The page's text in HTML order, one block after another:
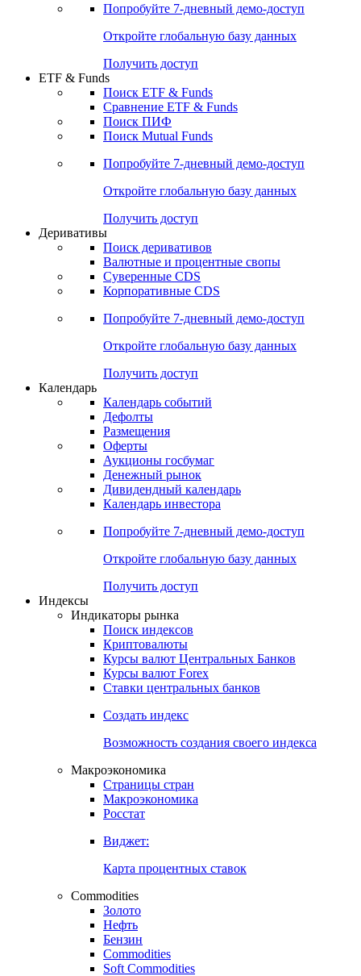
Попробуйте 7-дневный демо-доступ
Откройте глобальную базу данных
Получить доступ
ETF & Funds
Поиск ETF & Funds
Сравнение ETF & Funds
Поиск ПИФ
Поиск Mutual Funds
Попробуйте 7-дневный демо-доступ
Откройте глобальную базу данных
Получить доступ
Деривативы
Поиск деривативов
Валютные и процентные свопы
Суверенные CDS
Корпоративные CDS
Попробуйте 7-дневный демо-доступ
Откройте глобальную базу данных
Получить доступ
Календарь
Календарь событий
Дефолты
Размещения
Оферты
Аукционы госбумаг
Денежный рынок
Дивидендный календарь
Календарь инвестора
Попробуйте 7-дневный демо-доступ
Откройте глобальную базу данных
Получить доступ
Индексы
Индикаторы рынка
Поиск индексов
Криптовалюты
Курсы валют Центральных Банков
Курсы валют Forex
Ставки центральных банков
Создать индекс
Возможность создания своего индекса
Макроэкономика
Страницы стран
Макроэкономика
Росстат
Виджет:
Карта процентных ставок
Commodities
Золото
Нефть
Бензин
Commodities
Soft Commodities